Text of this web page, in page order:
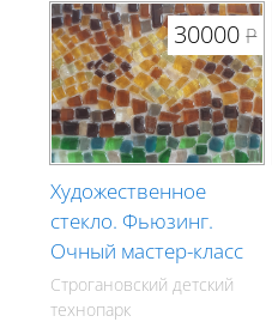
30000 Р
Художественное
стекло. Фьюзинг.
Очный мастер-класс
Строгановский детский
технопарк